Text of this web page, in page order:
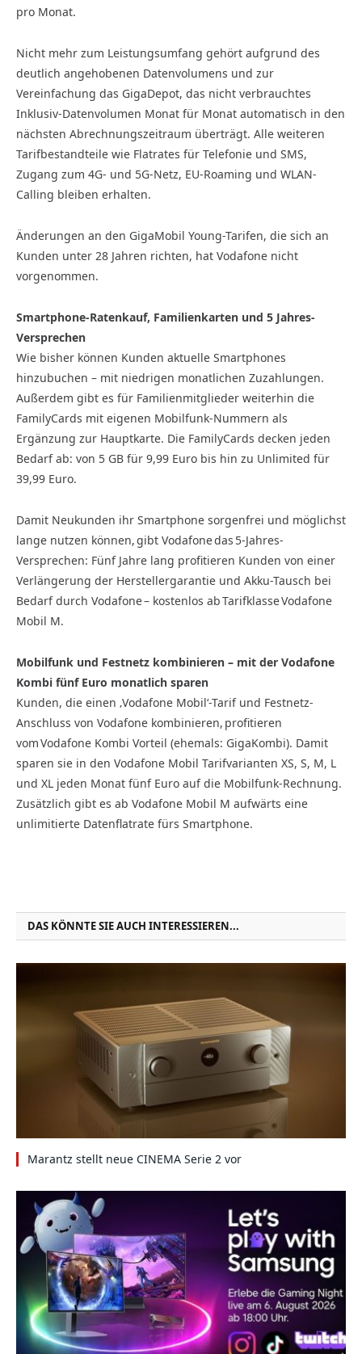
pro Monat.
Nicht mehr zum Leistungsumfang gehört aufgrund des
deutlich angehobenen Datenvolumens und zur
Vereinfachung das GigaDepot, das nicht verbrauchtes
Inklusiv-Datenvolumen Monat für Monat automatisch in den
nächsten Abrechnungszeitraum überträgt. Alle weiteren
Tarifbestandteile wie Flatrates für Telefonie und SMS,
Zugang zum 4G- und 5G-Netz, EU-Roaming und WLAN-
Calling bleiben erhalten.
Änderungen an den GigaMobil Young-Tarifen, die sich an
Kunden unter 28 Jahren richten, hat Vodafone nicht
vorgenommen.
Smartphone-Ratenkauf, Familienkarten und 5 Jahres-
Versprechen
Wie bisher können Kunden aktuelle Smartphones
hinzubuchen – mit niedrigen monatlichen Zuzahlungen.
Außerdem gibt es für Familienmitglieder weiterhin die
FamilyCards mit eigenen Mobilfunk-Nummern als
Ergänzung zur Hauptkarte. Die FamilyCards decken jeden
Bedarf ab: von 5 GB für 9,99 Euro bis hin zu Unlimited für
39,99 Euro.
Damit Neukunden ihr Smartphone sorgenfrei und möglichst
lange nutzen können, gibt Vodafone das 5-Jahres-
Versprechen: Fünf Jahre lang profitieren Kunden von einer
Verlängerung der Herstellergarantie und Akku-Tausch bei
Bedarf durch Vodafone – kostenlos ab Tarifklasse Vodafone
Mobil M.
Mobilfunk und Festnetz kombinieren – mit der Vodafone
Kombi fünf Euro monatlich sparen
Kunden, die einen ‚Vodafone Mobil‘-Tarif und Festnetz-
Anschluss von Vodafone kombinieren, profitieren
vom Vodafone Kombi Vorteil (ehemals: GigaKombi). Damit
sparen sie in den Vodafone Mobil Tarifvarianten XS, S, M, L
und XL jeden Monat fünf Euro auf die Mobilfunk-Rechnung.
Zusätzlich gibt es ab Vodafone Mobil M aufwärts eine
unlimitierte Datenflatrate fürs Smartphone.
DAS KÖNNTE SIE AUCH INTERESSIEREN...
Marantz stellt neue CINEMA Serie 2 vor